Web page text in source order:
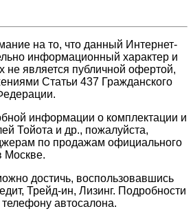
на то, что данный Интернет-
информационный характер и
не является публичной офертой,
Статьи 437 Гражданского
информации о комплектации и
Тойота и др., пожалуйста,
по продажам официального
Москве.
достичь, воспользовавшись
Трейд-ин, Лизинг. Подробности
автосалона.